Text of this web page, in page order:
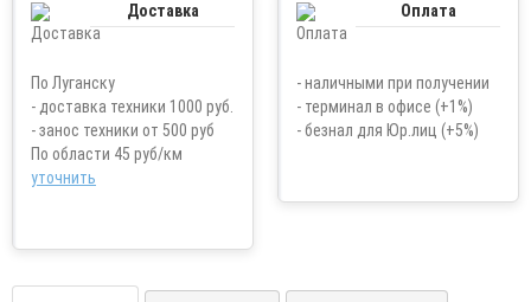
Доставка
По Луганску
- доставка техники 1000 руб.
- занос техники от 500 руб
По области 45 руб/км
уточнить
Оплата
- наличными при получении
- терминал в офисе (+1%)
- безнал для Юр.лиц (+5%)